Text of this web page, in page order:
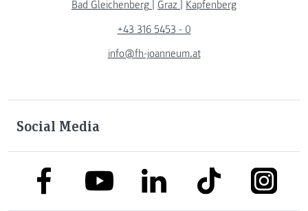
Bad Gleichenberg
Graz
Kapfenberg
+43 316 5453 - 0
info@fh-joanneum.at
Social Media
link to facebooklink to youtubelink to linkedinlink to tiktok